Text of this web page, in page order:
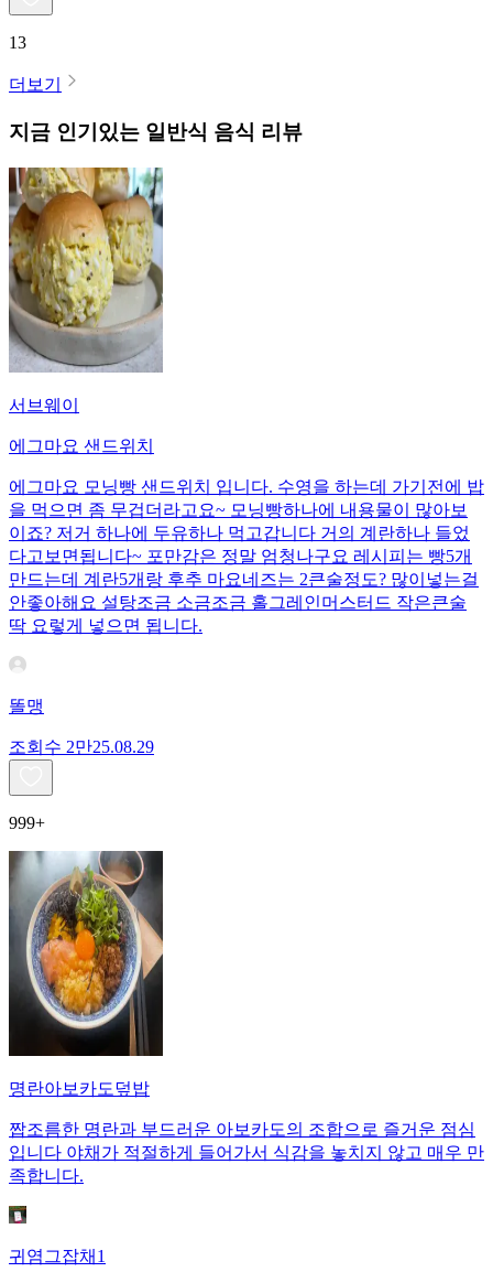
13
더보기
지금 인기있는 일반식 음식 리뷰
서브웨이
에그마요 샌드위치
에그마요 모닝빵 샌드위치 입니다. 수영을 하는데 가기전에 밥
을 먹으면 좀 무겁더라고요~ 모닝빵하나에 내용물이 많아보
이죠? 저거 하나에 두유하나 먹고갑니다 거의 계란하나 들었
다고보면됩니다~ 포만감은 정말 엄청나구요 레시피는 빵5개
만드는데 계란5개랑 후추 마요네즈는 2큰술정도? 많이넣는걸
안좋아해요 설탕조금 소금조금 홀그레인머스터드 작은큰술
딱 요렇게 넣으면 됩니다.
똘맹
조회수 2만25.08.29
999+
명란아보카도덮밥
짭조름한 명란과 부드러운 아보카도의 조합으로 즐거운 점심
입니다 야채가 적절하게 들어가서 식감을 놓치지 않고 매우 만
족합니다.
귀염그잡채1